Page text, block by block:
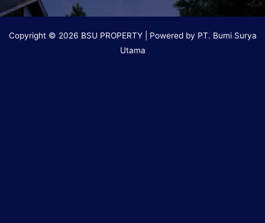
Copyright © 2026 BSU PROPERTY | Powered by PT. Bumi Surya
Utama